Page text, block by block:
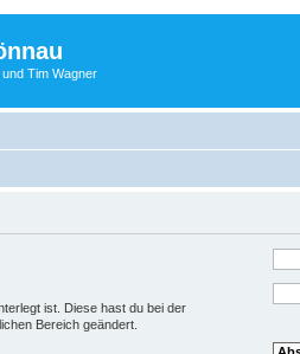
Tim Wagner
ist. Diese hast du bei der
Bereich geändert.